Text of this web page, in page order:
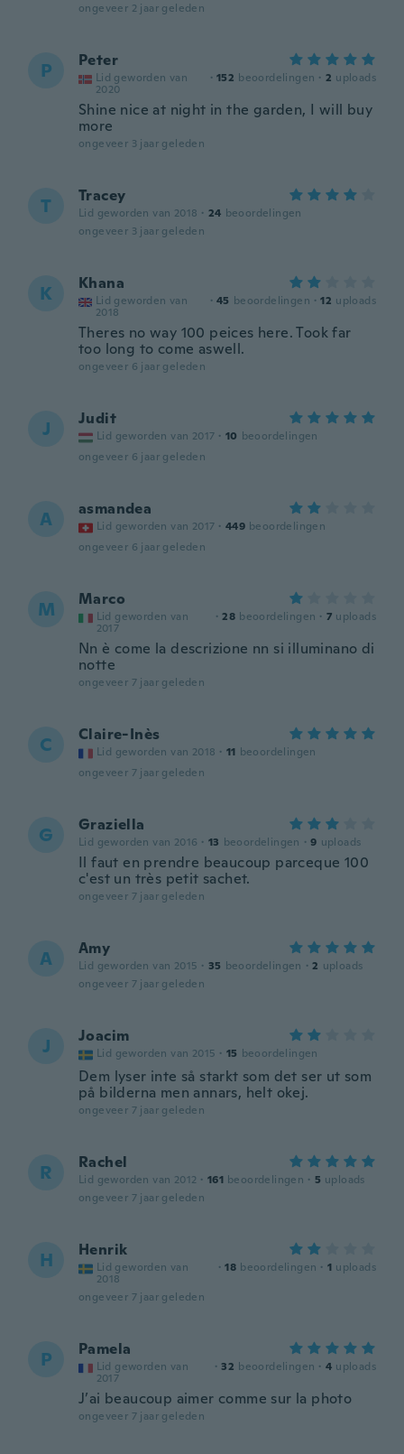
ongeveer 2 jaar geleden
P Peter
Lid geworden van
2020
· 152 beoordelingen · 2 uploads
Shine nice at night in the garden, I will buy
more
ongeveer 3 jaar geleden
T Tracey
Lid geworden van 2018 · 24 beoordelingen
ongeveer 3 jaar geleden
K Khana
Lid geworden van
2018
· 45 beoordelingen · 12 uploads
Theres no way 100 peices here. Took far
too long to come aswell.
ongeveer 6 jaar geleden
J Judit
Lid geworden van 2017 · 10 beoordelingen
ongeveer 6 jaar geleden
A asmandea
Lid geworden van 2017 · 449 beoordelingen
ongeveer 6 jaar geleden
M Marco
Lid geworden van
2017
· 28 beoordelingen · 7 uploads
Nn è come la descrizione nn si illuminano di
notte
ongeveer 7 jaar geleden
C Claire-Inès
Lid geworden van 2018 · 11 beoordelingen
ongeveer 7 jaar geleden
G Graziella
Lid geworden van 2016 · 13 beoordelingen · 9 uploads
Il faut en prendre beaucoup parceque 100
c'est un très petit sachet.
ongeveer 7 jaar geleden
A Amy
Lid geworden van 2015 · 35 beoordelingen · 2 uploads
ongeveer 7 jaar geleden
J Joacim
Lid geworden van 2015 · 15 beoordelingen
Dem lyser inte så starkt som det ser ut som
på bilderna men annars, helt okej.
ongeveer 7 jaar geleden
R Rachel
Lid geworden van 2012 · 161 beoordelingen · 5 uploads
ongeveer 7 jaar geleden
H Henrik
Lid geworden van
2018
· 18 beoordelingen · 1 uploads
ongeveer 7 jaar geleden
P Pamela
Lid geworden van
2017
· 32 beoordelingen · 4 uploads
J’ai beaucoup aimer comme sur la photo
ongeveer 7 jaar geleden